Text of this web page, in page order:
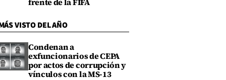
VISTO DEL AÑO
Condenan a
exfuncionarios de CEPA
por actos de corrupción y
vínculos con la MS-13